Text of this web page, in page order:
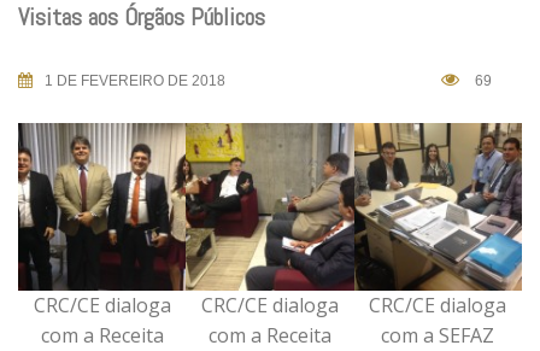
Visitas aos Órgãos Públicos
1 DE FEVEREIRO DE 2018 69
CRC/CE dialoga
com a Receita
CRC/CE dialoga
com a Receita
CRC/CE dialoga
com a SEFAZ